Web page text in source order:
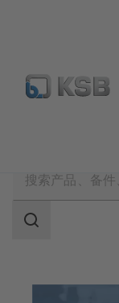
备件搜索 产
搜
围